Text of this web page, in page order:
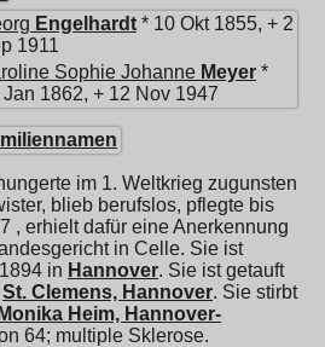
Engelhardt * 10 Okt 1855, + 2
1911
Sophie Johanne Meyer *
Jan 1862, + 12 Nov 1947
im 1. Weltkrieg zugunsten
blieb berufslos, pflegte bis
, erhielt dafür eine Anerkennung
in Celle. Sie ist
in Hannover. Sie ist getauft
St. Clemens, Hannover. Sie stirbt
Monika Heim, Hannover-
64; multiple Sklerose.